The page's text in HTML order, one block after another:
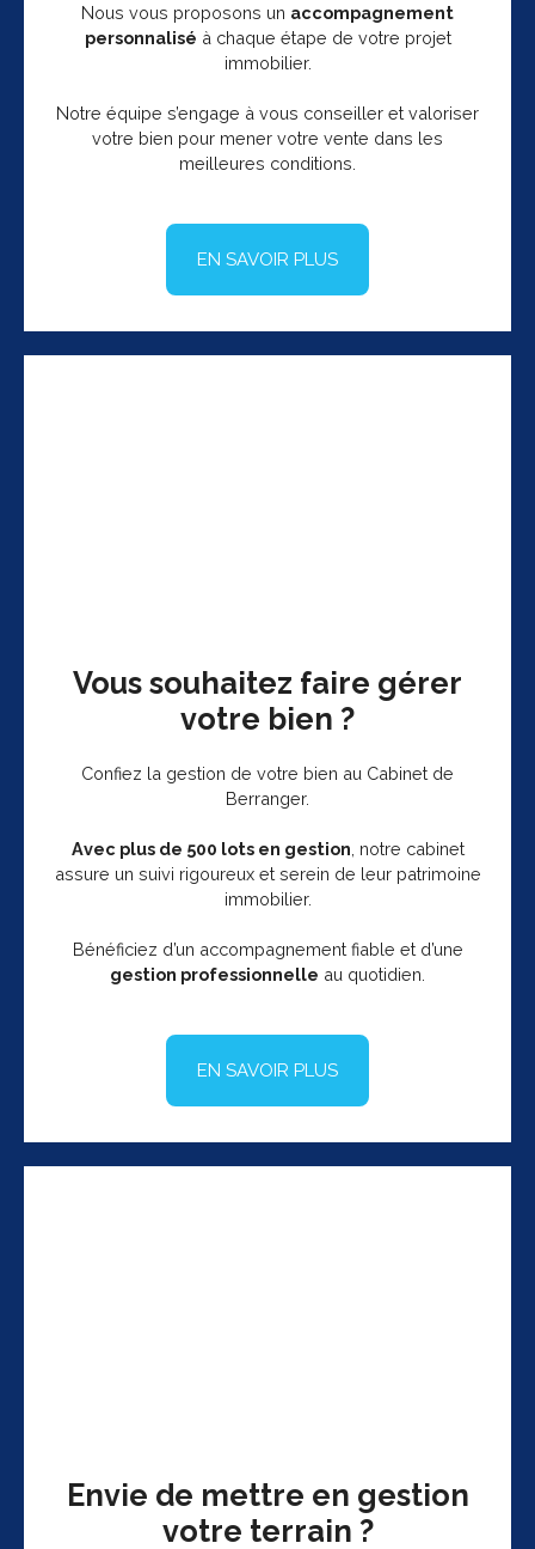
Nous vous proposons un accompagnement
personnalisé à chaque étape de votre projet
immobilier.
Notre équipe s’engage à vous conseiller et valoriser
votre bien pour mener votre vente dans les
meilleures conditions.
EN SAVOIR PLUS
Vous souhaitez faire gérer
votre bien ?
Confiez la gestion de votre bien au Cabinet de
Berranger.
Avec plus de 500 lots en gestion , notre cabinet
assure un suivi rigoureux et serein de leur patrimoine
immobilier.
Bénéficiez d’un accompagnement fiable et d’une
gestion professionnelle au quotidien.
EN SAVOIR PLUS
Envie de mettre en gestion
votre terrain ?